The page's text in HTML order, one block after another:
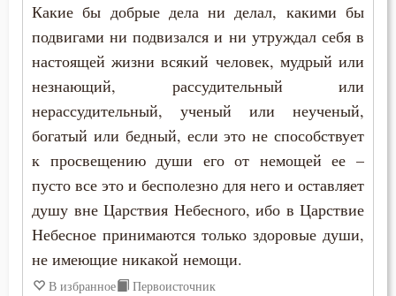
Обличение
Оправдание себя
Оскорбление
Осуждение
Отчаяние
Очищение
Печаль по Богу
Какие бы добрые дела ни делал, какими бы
подвигами ни подвизался и ни утруждал себя в
настоящей жизни всякий человек, мудрый или
незнающий, рассудительный или
нерассудительный, ученый или неученый,
богатый или бедный, если это не способствует
к просвещению души его от немощей ее –
пусто все это и бесполезно для него и оставляет
душу вне Царствия Небесного, ибо в Царствие
Небесное принимаются только здоровые души,
не имеющие никакой немощи.
В избранное Первоисточник